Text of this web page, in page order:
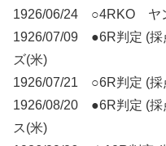
1926/06/24 ○4RKO ヤ
1926/07/09 ●6R判定 (
ズ(米)
1926/07/21 ○6R判定 (
1926/08/20 ●6R判定 (
ス(米)